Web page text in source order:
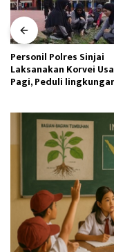
Personil Polres Sinjai
Laksanakan Korvei
Pagi, Peduli